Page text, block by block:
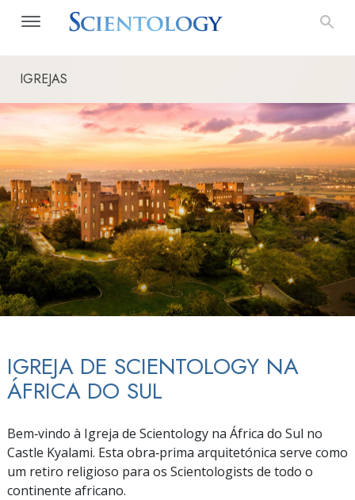
IGREJAS
IGREJA DE SCIENTOLOGY NA
ÁFRICA DO SUL
Bem‑vindo à Igreja de Scientology na África do Sul no
Castle Kyalami. Esta obra‑prima arquitetónica serve como
um retiro religioso para os Scientologists de todo o
continente africano.